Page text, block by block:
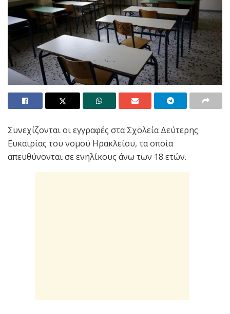
Συνεχίζονται οι εγγραφές στα Σχολεία Δεύτερης
Ευκαιρίας του νομού Ηρακλείου, τα οποία
απευθύνονται σε ενηλίκους άνω των 18 ετών.